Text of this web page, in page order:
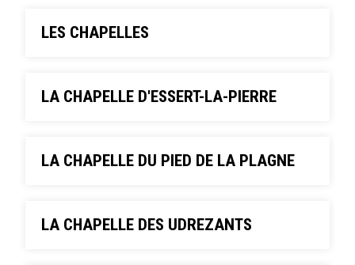
LES CHAPELLES
LA CHAPELLE D'ESSERT-LA-PIERRE
LA CHAPELLE DU PIED DE LA PLAGNE
LA CHAPELLE DES UDREZANTS